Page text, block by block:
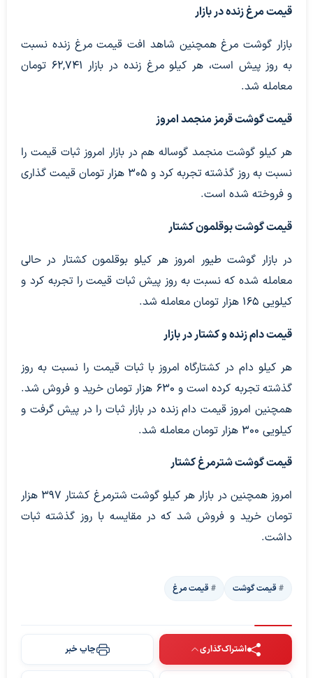
قیمت مرغ زنده در بازار
بازار گوشت مرغ همچنین شاهد افت قیمت مرغ زنده نسبت
به روز پیش است، هر کیلو مرغ زنده در بازار 62,741 تومان
معامله شد.
قیمت گوشت قرمز منجمد امروز
هر کیلو گوشت منجمد گوساله هم در بازار امروز ثبات قیمت را
نسبت به روز گذشته تجربه کرد و 305 هزار تومان قیمت گذاری
و فروخته شده است.
قیمت گوشت بوقلمون کشتار
در بازار گوشت طیور امروز هر کیلو بوقلمون کشتار در حالی
معامله شده که نسبت به روز پیش ثبات قیمت را تجربه کرد و
کیلویی 165 هزار تومان معامله شد.
قیمت دام زنده و کشتار در بازار
هر کیلو دام در کشتارگاه امروز با ثبات قیمت را نسبت به روز
گذشته تجربه کرده است و 630 هزار تومان خرید و فروش شد.
همچنین امروز قیمت دام زنده در بازار ثبات را در پیش گرفت و
کیلویی 300 هزار تومان معامله شد.
قیمت گوشت شترمرغ کشتار
امروز همچنین در بازار هر کیلو گوشت شترمرغ کشتار 397 هزار
تومان خرید و فروش شد که در مقایسه با روز گذشته ثبات
داشت.
قیمت گوشت قیمت مرغ
اشتراک‌گذاری چاپ خبر